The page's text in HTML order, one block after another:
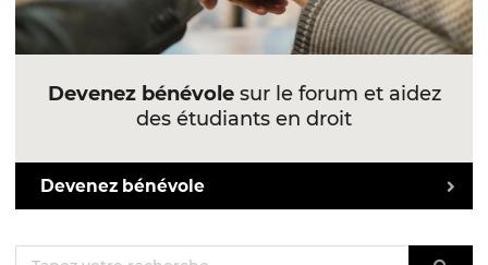
Devenez bénévolesur le forum et aidez
des étudiants en droit
Devenez bénévole